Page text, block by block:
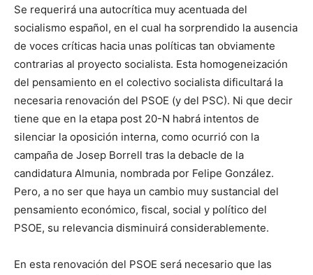
Se requerirá una autocrítica muy acentuada del
socialismo español, en el cual ha sorprendido la ausencia
de voces críticas hacia unas políticas tan obviamente
contrarias al proyecto socialista. Esta homogeneización
del pensamiento en el colectivo socialista dificultará la
necesaria renovación del PSOE (y del PSC). Ni que decir
tiene que en la etapa post 20-N habrá intentos de
silenciar la oposición interna, como ocurrió con la
campaña de Josep Borrell tras la debacle de la
candidatura Almunia, nombrada por Felipe González.
Pero, a no ser que haya un cambio muy sustancial del
pensamiento económico, fiscal, social y político del
PSOE, su relevancia disminuirá considerablemente.
En esta renovación del PSOE será necesario que las